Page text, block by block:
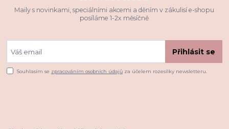
Maily s novinkami, speciálními akcemi a děním v zákulisí e-shopu
posíláme 1-2x měsíčně
Přihlásit se
Souhlasím se zpracováním osobních údajů za účelem rozesílky newsletteru.